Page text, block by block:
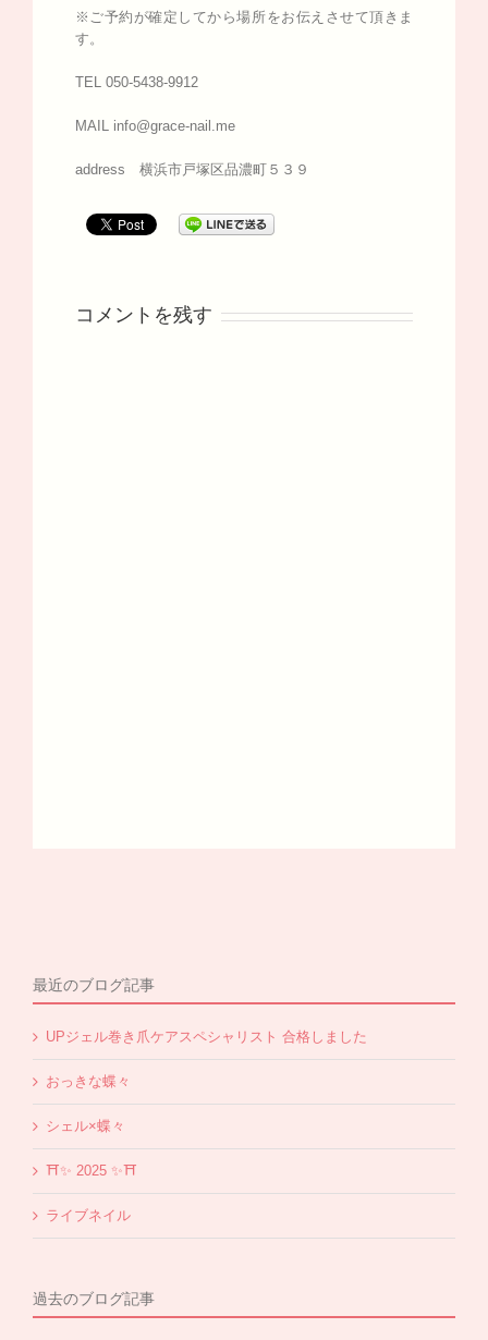
※ご予約が確定してから場所をお伝えさせて頂きま
す。
TEL 050-5438-9912
MAIL info@grace-nail.me
address 横浜市戸塚区品濃町５３９
コメントを残す
最近のブログ記事
UPジェル巻き爪ケアスペシャリスト 合格しました
おっきな蝶々
シェル×蝶々
⛩✨️ 2025 ✨️⛩
ライブネイル
過去のブログ記事